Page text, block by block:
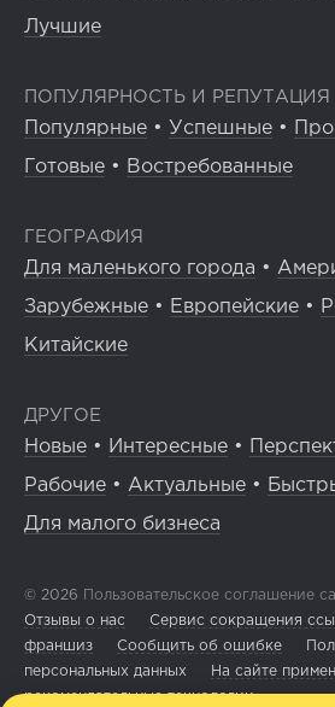
Лучшие
ПОПУЛЯРНОСТЬ И РЕПУТАЦИЯ
Популярные • Успешные •
Готовые • Востребованные
ГЕОГРАФИЯ
Для маленького города •
Зарубежные • Европейские •
Китайские
ДРУГОЕ
Новые • Интересные •
Рабочие • Актуальные •
Для малого бизнеса
© 2026 Пользовательское соглашение
Отзывы о нас
Сервис сокращения
франшиз
Сообщить об ошибке
персональных данных
На сайте
рекомендательные технологии